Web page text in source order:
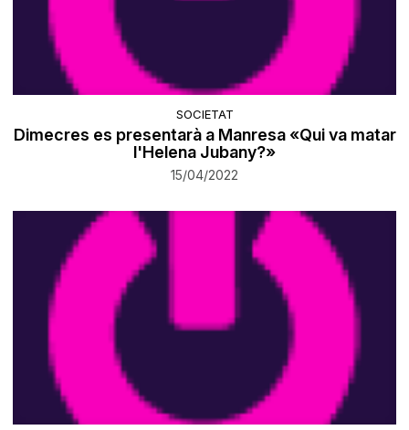
SOCIETAT
Dimecres es presentarà a Manresa «Qui va matar
l'Helena Jubany?»
15/04/2022